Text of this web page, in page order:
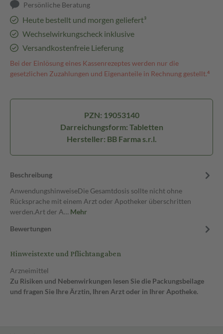
Persönliche Beratung
Heute bestellt und morgen geliefert³
Wechselwirkungscheck inklusive
Versandkostenfreie Lieferung
Bei der Einlösung eines Kassenrezeptes werden nur die
gesetzlichen Zuzahlungen und Eigenanteile in Rechnung gestellt.⁴
PZN: 19053140
Darreichungsform: Tabletten
Hersteller: BB Farma s.r.l.
Beschreibung
AnwendungshinweiseDie Gesamtdosis sollte nicht ohne
Rücksprache mit einem Arzt oder Apotheker überschritten
werden.Art der A… Mehr
Bewertungen
Hinweistexte und Pflichtangaben
Arzneimittel
Zu Risiken und Nebenwirkungen lesen Sie die Packungsbeilage
und fragen Sie Ihre Ärztin, Ihren Arzt oder in Ihrer Apotheke.